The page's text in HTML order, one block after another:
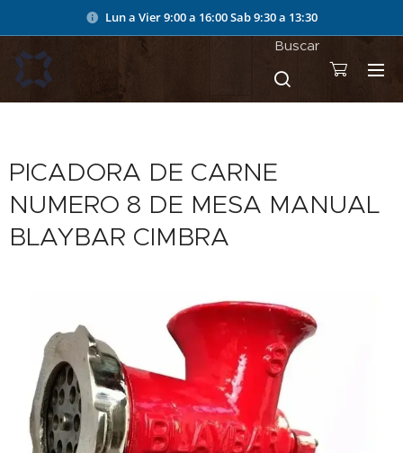
Lun a Vier 9:00 a 16:00Sab 9:30 a 13:30
Buscar
PICADORA DE CARNE
NUMERO 8 DE MESA MANUAL
BLAYBAR CIMBRA